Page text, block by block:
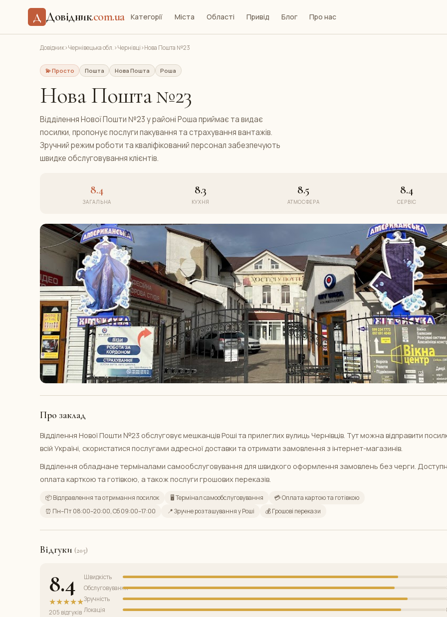
Д Довідник.com.ua Категорії Міста Області Привід Блог Про нас
Довідник›Чернівецька обл.›Чернівці›Нова Пошта №23
💫 Просто Пошта Нова Пошта Роша
Нова Пошта №23
Відділення Нової Пошти №23 у районі Роша приймає та видає
посилки, пропонує послуги пакування та страхування вантажів.
Зручний режим роботи та кваліфікований персонал забезпечують
швидке обслуговування клієнтів.
8.4
ЗАГАЛЬНА
8.3
КУХНЯ
8.5
АТМОСФЕРА
8.4
СЕРВІС
Про заклад
Відділення Нової Пошти №23 обслуговує мешканців Роші та прилеглих вулиць Чернівців. Тут можна відправити
всій Україні, скористатися послугами адресної доставки та отримати замовлення з інтернет-магазинів.
Відділення обладнане терміналами самообслуговування для швидкого оформлення замовлень без черги.
оплата карткою та готівкою, а також послуги грошових переказів.
📦 Відправлення та отримання посилок 🖥️ Термінал самообслуговування
💳 Оплата картою та готівкою
⏰ Пн–Пт 08:00–20:00, Сб 09:00–17:00
📍 Зручне розташування у Роші 💰 Грошові перекази
Відгуки (205)
8.4
★★★★★
205 відгуків
Швидкість
Обслуговування
Зручність
Локація